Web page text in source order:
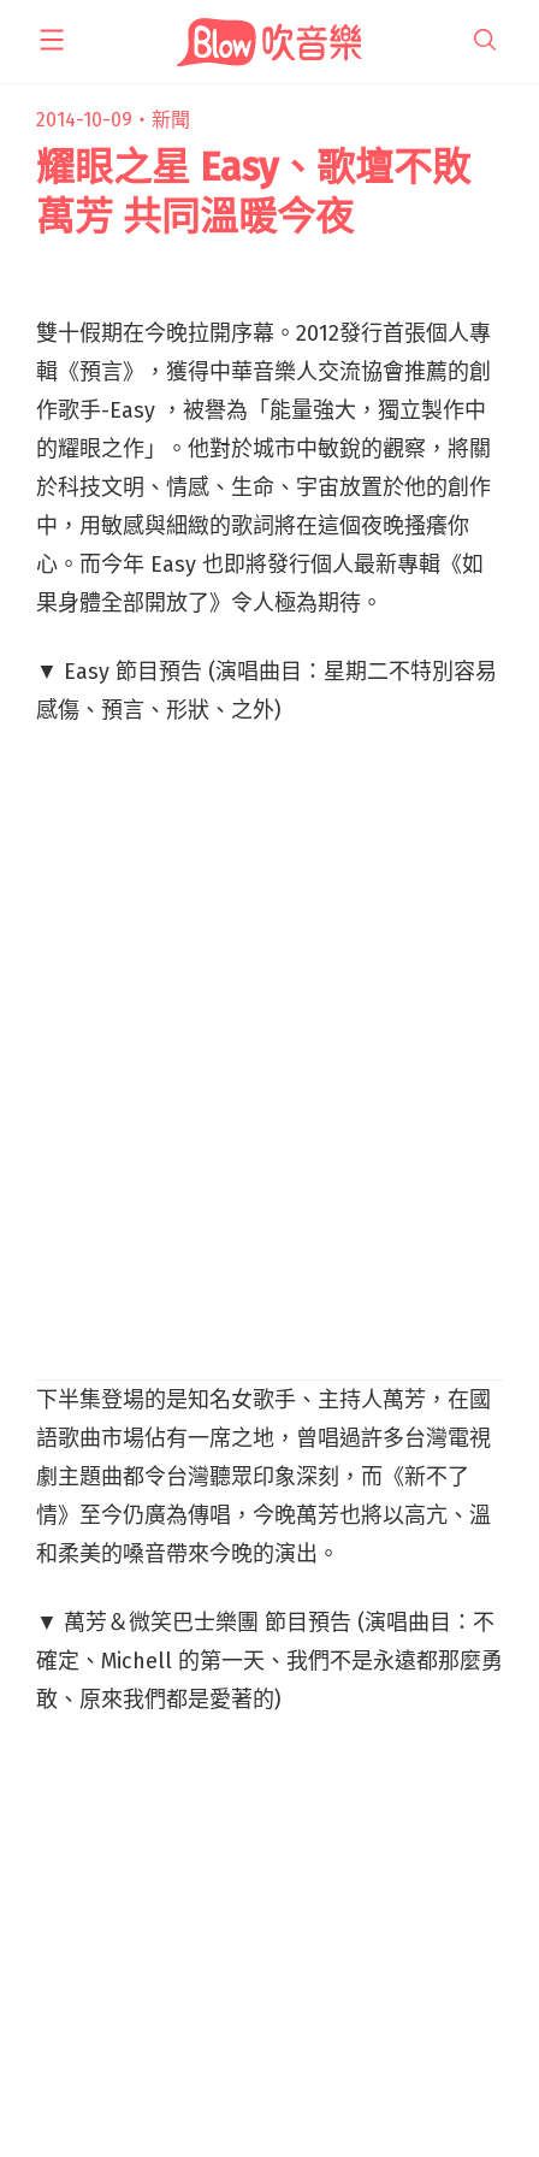
2014-10-09・ 新聞
耀眼之星 Easy、歌壇不敗
萬芳 共同溫暖今夜
雙十假期在今晚拉開序幕。2012發行首張個人專
輯《預言》，獲得中華音樂人交流協會推薦的創
作歌手-Easy ，被譽為「能量強大，獨立製作中
的耀眼之作」。他對於城市中敏銳的觀察，將關
於科技文明、情感、生命、宇宙放置於他的創作
中，用敏感與細緻的歌詞將在這個夜晚搔癢你
心。而今年 Easy 也即將發行個人最新專輯《如
果身體全部開放了》令人極為期待。
▼ Easy 節目預告 (演唱曲目：星期二不特別容易
感傷、預言、形狀、之外)
下半集登場的是知名女歌手、主持人萬芳，在國
語歌曲市場佔有一席之地，曾唱過許多台灣電視
劇主題曲都令台灣聽眾印象深刻，而《新不了
情》至今仍廣為傳唱，今晚萬芳也將以高亢、溫
和柔美的嗓音帶來今晚的演出。
▼ 萬芳＆微笑巴士樂團 節目預告 (演唱曲目：不
確定、Michell 的第一天、我們不是永遠都那麼勇
敢、原來我們都是愛著的)